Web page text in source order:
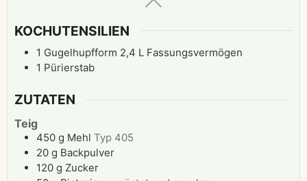
KOCHUTENSILIEN
1 Gugelhupfform 2,4 L Fassungsvermögen
1 Pürierstab
ZUTATEN
Teig
450 g Mehl Typ 405
20 g Backpulver
120 g Zucker